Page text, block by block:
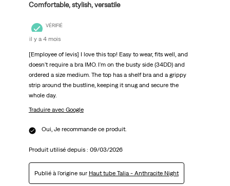
Comfortable, stylish, versatile
VÉRIFIÉ
il y a 4 mois
[Employee of levis] I love this top! Easy to wear, fits well, and
doesn't require a bra IMO. I'm on the busty side (34DD) and
ordered a size medium. The top has a shelf bra and a grippy
strip around the bustline, keeping it snug and secure the
whole day.
Traduire avec Google
Oui, Je recommande ce produit.
Produit utilisé depuis : 09/03/2026
Publié à l'origine sur Haut tube Talia - Anthracite Night